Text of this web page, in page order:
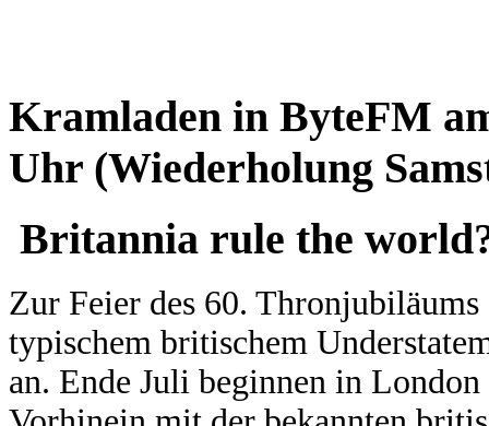
Kramladen in ByteFM
Uhr (Wiederholung
Britannia rule the
Zur Feier des 60.
typischem britischem
an. Ende Juli beginnen in